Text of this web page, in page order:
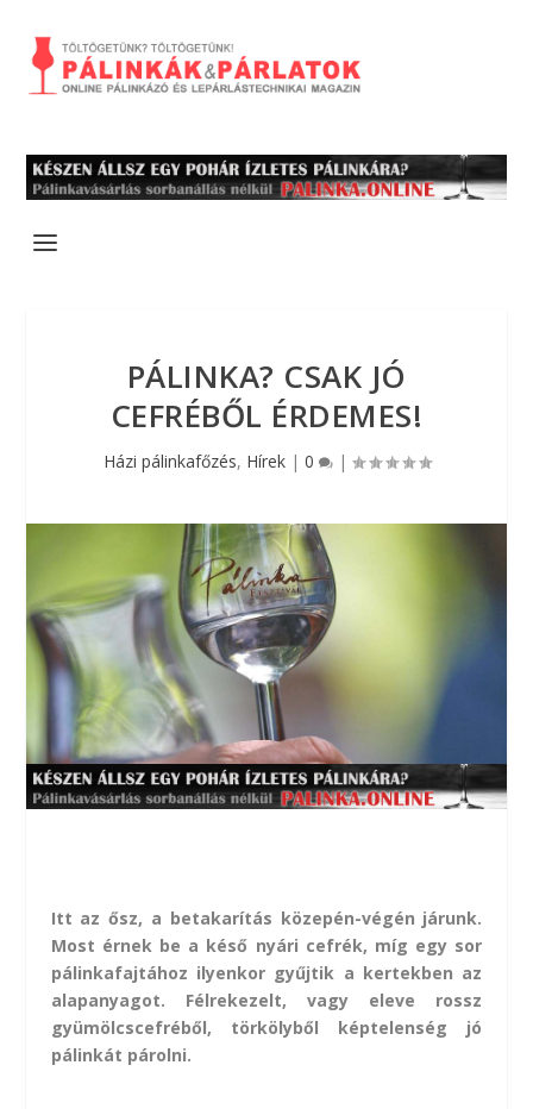
PÁLINKA? CSAK JÓ
CEFRÉBŐL ÉRDEMES!
Házi pálinkafőzés, Hírek| 0 |
Itt az ősz, a betakarítás közepén-végén járunk.
Most érnek be a késő nyári cefrék, míg egy sor
pálinkafajtához ilyenkor gyűjtik a kertekben az
alapanyagot. Félrekezelt, vagy eleve rossz
gyümölcscefréből, törkölyből képtelenség jó
pálinkát párolni.